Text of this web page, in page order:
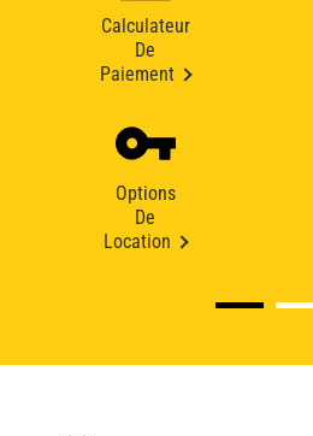
Calculateur
De
Paiement
Options
De
Location